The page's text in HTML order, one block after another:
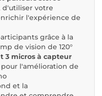
d'utiliser votre
l'expérience de
grâce à la
de vision de 120°
3 micros à capteur
pour l'amélioration de
et la